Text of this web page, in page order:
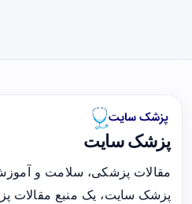
پزشک سایت
مقالات پزشکی، سلامت و
پزشک سایت، یک منبع